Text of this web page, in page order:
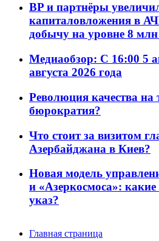
BP и партнёры
капиталовложения в
добычу на уровне 8
Медиаобзор: С 16:00 5
августа 2026 года
Революция качества
бюрократия?
Что стоит за визитом
Азербайджана в Киев?
Новая модель
и «Азеркосмоса»: какие
указ?
Главная страница